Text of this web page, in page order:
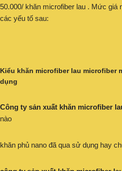
50.000/ khăn microfiber lau . Mức giá
các yếu tố sau:
Kiểu khăn microfiber lau microfiber
dụng
Công ty sản xuất khăn microfiber
nào
khăn phủ nano đã qua sử dụng hay